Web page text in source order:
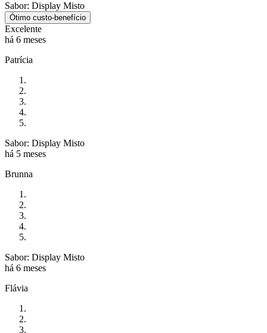
Sabor: Display Misto
Ótimo custo-benefício
Excelente
há 6 meses
Patrícia
Sabor: Display Misto
há 5 meses
Brunna
Sabor: Display Misto
há 6 meses
Flávia